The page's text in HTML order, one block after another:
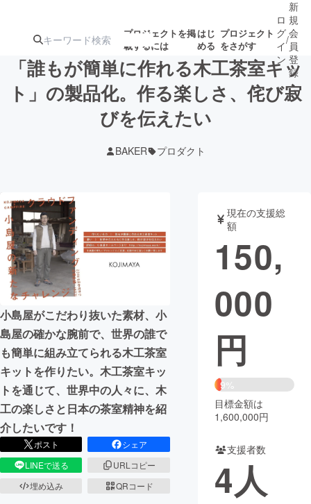
プロジェクトを掲
載するには
はじ
める
プロジェクト
をさがす
注目の新着プロ
ジェクト
募集終了が近いプ
テクノロジー・ガジェット
映像・映画 書籍・雑誌
ビジネス・起業 チャレンジ
まちづくり・地域活性化
CAMPFIRE for Social Good
CAMPFIRE Creation
CAMPFIREふるさと納税machi-ya コミュニティ
ロ
グ
イ
ン
/
新
規
会
員
登
録
「誰もが簡単に作れる木工茶室キッ
ト」の製品化。作る楽しさ、侘び寂
びを伝えたい
BAKER プロダクト
小島屋がこだわり抜いた素材、小
島屋の確かな腕前で、世界の誰で
も簡単に組み立てられる木工茶室
キットを作りたい。木工茶室キッ
トを通じて、世界中の人々に、木
工の楽しさと日本の茶室精神を紹
介したいです！
ポスト
シェア
LINEで送る
URLコピー
埋め込み
QRコード
現在の支援総
額
150,
000
円
9%
目標金額は
1,600,000円
支援者数
4人